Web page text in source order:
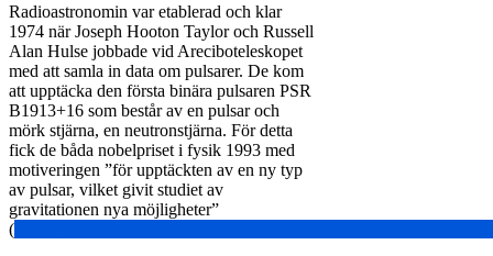
Radioastronomin var etablerad och klar
1974 när Joseph Hooton Taylor och Russell
Alan Hulse jobbade vid Areciboteleskopet
med att samla in data om pulsarer. De kom
att upptäcka den första binära pulsaren PSR
B1913+16 som består av en pulsar och
mörk stjärna, en neutronstjärna. För detta
fick de båda nobelpriset i fysik 1993 med
motiveringen ”för upptäckten av en ny typ
av pulsar, vilket givit studiet av
gravitationen nya möjligheter”
(